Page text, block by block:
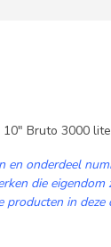
Bruto 3000
en onderdeel
die
producten in